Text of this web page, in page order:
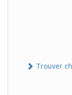
Trouver